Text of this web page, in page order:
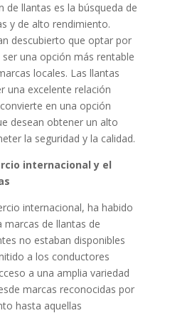
llantas es la búsqueda de
y de alto rendimiento.
descubierto que optar por
una opción más rentable
locales. Las llantas
una excelente relación
en una opción
desean obtener un alto
la seguridad y la calidad.
internacional y el
internacional, ha habido
marcas de llantas de
no estaban disponibles
a los conductores
a una amplia variedad
marcas reconocidas por
hasta aquellas